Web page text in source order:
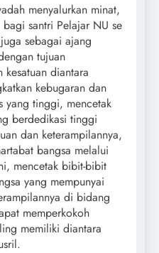
menyalurkan minat,
santri Pelajar NU se
sebagai ajang
tujuan
kesatuan diantara
kebugaran dan
yang tinggi, mencetak
berdedikasi tinggi
dan keterampilannya,
bangsa melalui
mencetak bibit-bibit
yang mempunyai
di bidang
memperkokoh
memiliki diantara